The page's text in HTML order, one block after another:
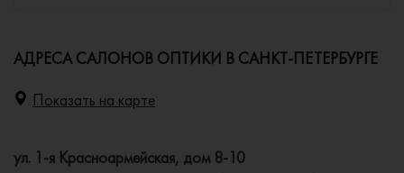
АДРЕСА САЛОНОВ ОПТИКИ В САНКТ-ПЕТЕРБУРГЕ
Показать на карте
ул. 1-я Красноармейская, дом 8-10